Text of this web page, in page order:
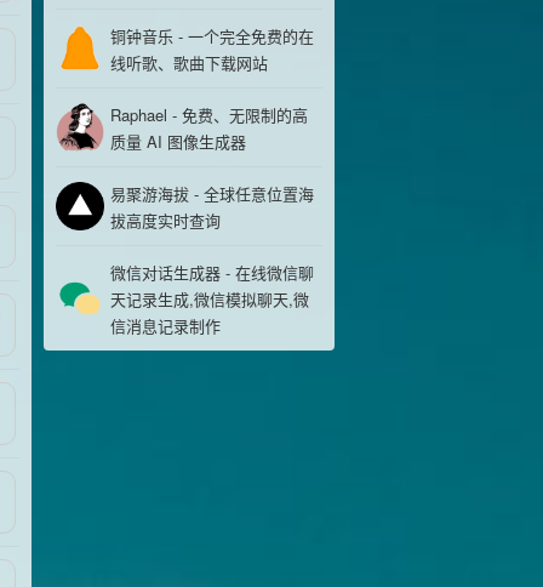
铜钟音乐 - 一个完全免费的在
线听歌、歌曲下载网站
Raphael - 免费、无限制的高
质量 AI 图像生成器
易聚游海拔 - 全球任意位置海
拔高度实时查询
微信对话生成器 - 在线微信聊
天记录生成,微信模拟聊天,微
信消息记录制作